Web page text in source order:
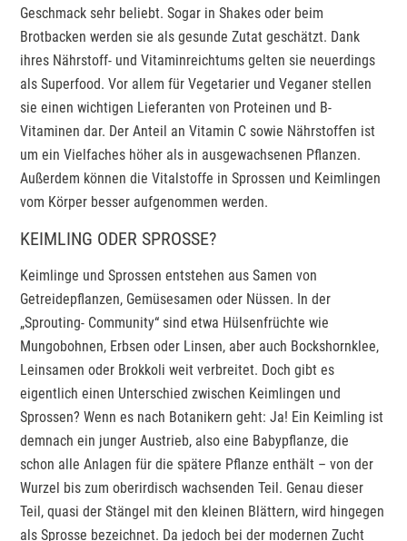
Geschmack sehr beliebt. Sogar in Shakes oder beim
Brotbacken werden sie als gesunde Zutat geschätzt. Dank
ihres Nährstoff- und Vitaminreichtums gelten sie neuerdings
als Superfood. Vor allem für Vegetarier und Veganer stellen
sie einen wichtigen Lieferanten von Proteinen und B-
Vitaminen dar. Der Anteil an Vitamin C sowie Nährstoffen ist
um ein Vielfaches höher als in ausgewachsenen Pflanzen.
Außerdem können die Vitalstoffe in Sprossen und Keimlingen
vom Körper besser aufgenommen werden.
KEIMLING ODER SPROSSE?
Keimlinge und Sprossen entstehen aus Samen von
Getreidepflanzen, Gemüsesamen oder Nüssen. In der
„Sprouting- Community“ sind etwa Hülsenfrüchte wie
Mungobohnen, Erbsen oder Linsen, aber auch Bockshornklee,
Leinsamen oder Brokkoli weit verbreitet. Doch gibt es
eigentlich einen Unterschied zwischen Keimlingen und
Sprossen? Wenn es nach Botanikern geht: Ja! Ein Keimling ist
demnach ein junger Austrieb, also eine Babypflanze, die
schon alle Anlagen für die spätere Pflanze enthält – von der
Wurzel bis zum oberirdisch wachsenden Teil. Genau dieser
Teil, quasi der Stängel mit den kleinen Blättern, wird hingegen
als Sprosse bezeichnet. Da jedoch bei der modernen Zucht